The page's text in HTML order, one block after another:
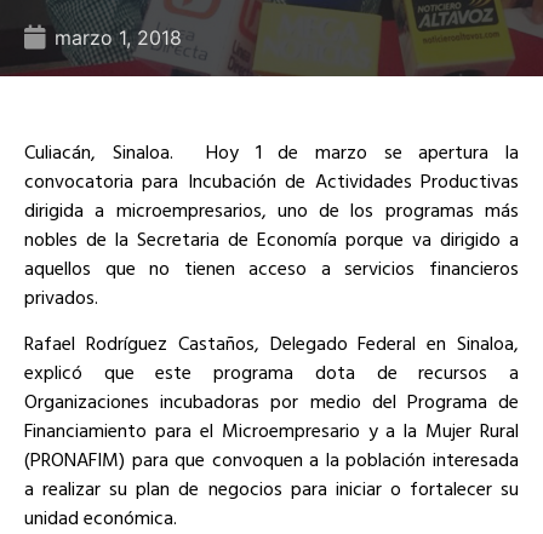
marzo 1, 2018
Culiacán, Sinaloa. Hoy 1 de marzo se apertura la
convocatoria para Incubación de Actividades Productivas
dirigida a microempresarios, uno de los programas más
nobles de la Secretaria de Economía porque va dirigido a
aquellos que no tienen acceso a servicios financieros
privados.
Rafael Rodríguez Castaños, Delegado Federal en Sinaloa,
explicó que este programa dota de recursos a
Organizaciones incubadoras por medio del Programa de
Financiamiento para el Microempresario y a la Mujer Rural
(PRONAFIM) para que convoquen a la población interesada
a realizar su plan de negocios para iniciar o fortalecer su
unidad económica.